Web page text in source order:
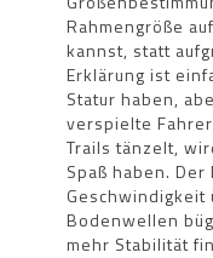
Rahmengröße
kannst, statt
Erklärung ist
Statur haben,
verspielte
Trails tänzelt,
Spaß haben.
Geschwindigkeit
Bodenwellen
mehr Stabilität